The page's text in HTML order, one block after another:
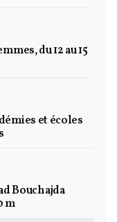
du 12 au 15
et écoles
Bouchajda
m